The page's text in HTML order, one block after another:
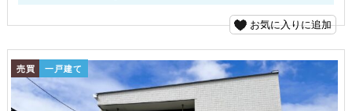
お気に入りに追加
売買 一戸建て